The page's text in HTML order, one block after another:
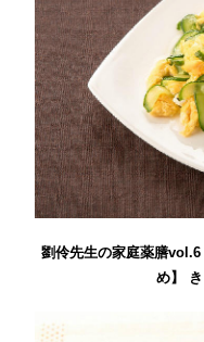
劉伶先生の家庭薬膳
め】